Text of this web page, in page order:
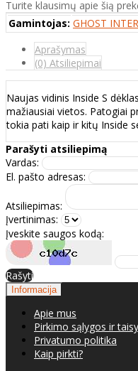
Turite klausimų apie šią
Gamintojas: GHOST
Aprašymas
(0) Atsiliepimai
Naujas vidinis Inside S
mažiausiai vietos. Patogiai
tokia pati kaip ir kitų Inside
Parašyti atsiliepimą
Vardas:
El. pašto adresas:
Atsiliepimas:
Įvertinimas:
Įveskite saugos kodą:
Rašyti
Informacija
Apie mus
Pirkimo sąlygos ir
Privatumo politika
Kaip pirkti?